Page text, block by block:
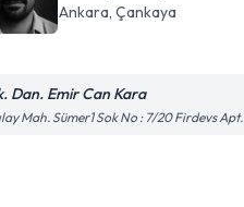
Ankara , Çankaya
Dan. Emir Can Kara
Mah. Sümer1 Sok No : 7/20 Firdevs Apt.